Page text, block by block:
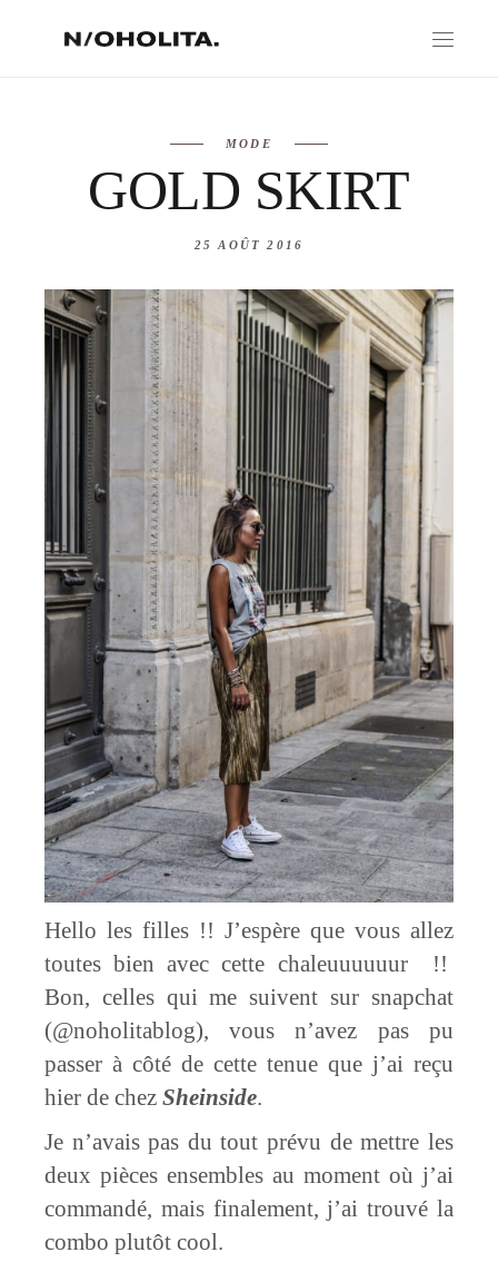
MODE
GOLD SKIRT
25 AOÛT 2016
Hello les filles !! J’espère que vous allez
toutes bien avec cette chaleuuuuuur !!
Bon, celles qui me suivent sur snapchat
(@noholitablog), vous n’avez pas pu
passer à côté de cette tenue que j’ai reçu
hier de chezSheinside.
Je n’avais pas du tout prévu de mettre les
deux pièces ensembles au moment où j’ai
commandé, mais finalement, j’ai trouvé la
combo plutôt cool.